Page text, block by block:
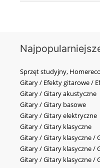
Sprzęt studyjny,
Gitary / Efekty gitarowe /
Gitary / Gitary akustyczne
Gitary / Gitary basowe
Gitary / Gitary elektryczne
Gitary / Gitary klasyczne
Gitary / Gitary klasyczne /
Gitary / Gitary klasyczne /
Gitary / Gitary klasyczne /